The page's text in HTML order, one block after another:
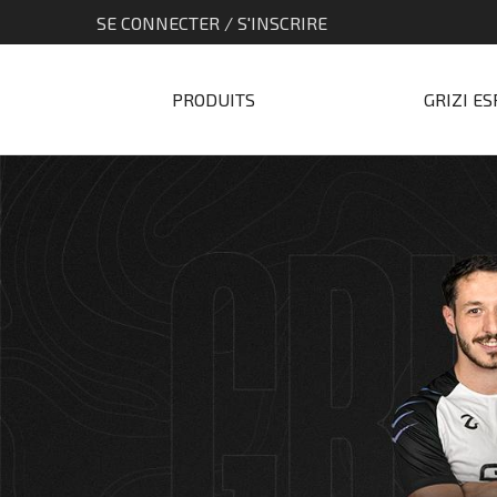
SE CONNECTER / S'INSCRIRE
PRODUITS GRIZI